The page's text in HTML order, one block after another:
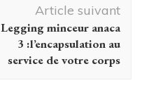
Article suivant
Legging minceur anaca
3 :l’encapsulation au
service de votre corps